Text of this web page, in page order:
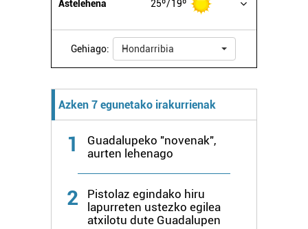
Astelehena 25º 19º
Gehiago: Hondarribia
Azken 7 egunetako irakurrienak
1
Guadalupeko "novenak",
aurten lehenago
2
Pistolaz egindako hiru
lapurreten ustezko egilea
atxilotu dute Guadalupen